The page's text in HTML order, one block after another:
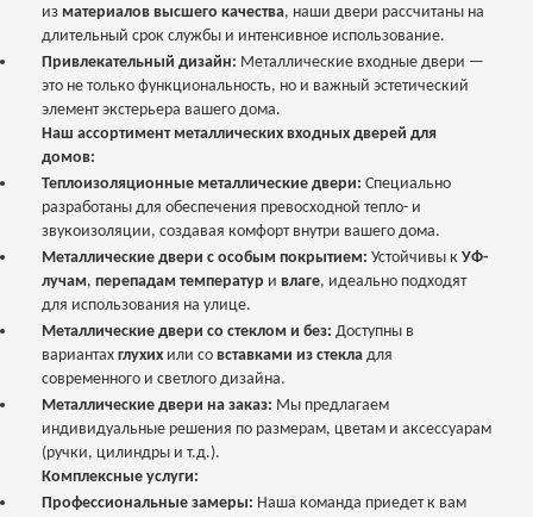
из материалов высшего качества, наши двери рассчитаны на
длительный срок службы и интенсивное использование.
Привлекательный дизайн: Металлические входные двери —
это не только функциональность, но и важный эстетический
элемент экстерьера вашего дома.
Наш ассортимент металлических входных дверей для
домов:
Теплоизоляционные металлические двери: Специально
разработаны для обеспечения превосходной тепло- и
звукоизоляции, создавая комфорт внутри вашего дома.
Металлические двери с особым покрытием: Устойчивы к УФ-
лучам, перепадам температур и влаге, идеально подходят
для использования на улице.
Металлические двери со стеклом и без: Доступны в
вариантах глухих или со вставками из стекла для
современного и светлого дизайна.
Металлические двери на заказ: Мы предлагаем
индивидуальные решения по размерам, цветам и аксессуарам
(ручки, цилиндры и т.д.).
Комплексные услуги:
Профессиональные замеры: Наша команда приедет к вам